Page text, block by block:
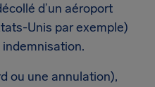
d’un aéroport
Unis par exemple)
ou une annulation),